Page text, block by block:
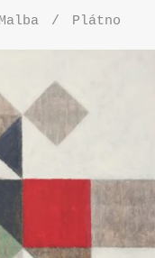
Plátno